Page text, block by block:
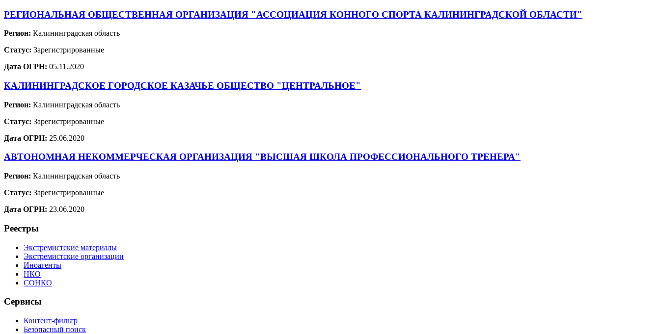
РЕГИОНАЛЬНАЯ ОБЩЕСТВЕННАЯ ОРГАНИЗАЦИЯ "АССОЦИАЦИЯ КОННОГО СПОРТА КАЛИНИНГРАДСКОЙ ОБЛАСТИ"
Регион: Калининградская область
Статус: Зарегистрированные
Дата ОГРН: 05.11.2020
КАЛИНИНГРАДСКОЕ ГОРОДСКОЕ КАЗАЧЬЕ ОБЩЕСТВО "ЦЕНТРАЛЬНОЕ"
Регион: Калининградская область
Статус: Зарегистрированные
Дата ОГРН: 25.06.2020
АВТОНОМНАЯ НЕКОММЕРЧЕСКАЯ ОРГАНИЗАЦИЯ "ВЫСШАЯ ШКОЛА ПРОФЕССИОНАЛЬНОГО ТРЕНЕРА"
Регион: Калининградская область
Статус: Зарегистрированные
Дата ОГРН: 23.06.2020
Реестры
Экстремистские материалы
Экстремистские организации
Иноагенты
НКО
СОНКО
Сервисы
Контент-фильтр
Безопасный поиск